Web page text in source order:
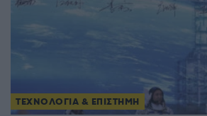
ΤΕΧΝΟΛΟΓΙΑ & ΕΠΙΣΤΗΜΗ